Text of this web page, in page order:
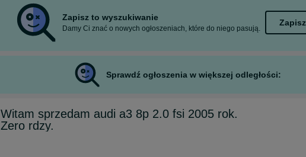
Zapisz to wyszukiwanie
Damy Ci znać o nowych ogłoszeniach, które do niego pasują.
Zapisz
Sprawdź ogłoszenia w większej odległości:
Witam sprzedam audi a3 8p 2.0 fsi 2005 rok.
Zero rdzy.